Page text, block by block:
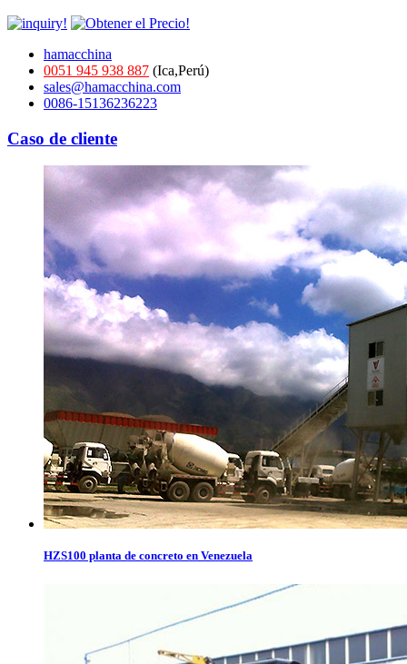
hamacchina
0051 945 938 887 (Ica,Perú)
sales@hamacchina.com
0086-15136236223
Caso de cliente
HZS100 planta de concreto en Venezuela